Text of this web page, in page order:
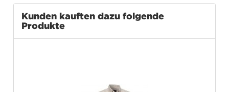
Kunden kauften dazu folgende
Produkte